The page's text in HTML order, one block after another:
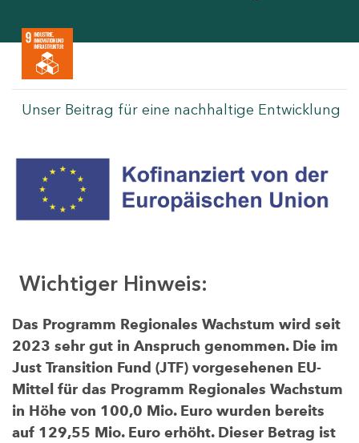
Unser Beitrag für eine nachhaltige Entwicklung
Wichtiger Hinweis:
Das Programm Regionales Wachstum wird seit
2023 sehr gut in Anspruch genommen. Die im
Just Transition Fund (JTF) vorgesehenen EU-
Mittel für das Programm Regionales Wachstum
in Höhe von 100,0 Mio. Euro wurden bereits
auf 129,55 Mio. Euro erhöht. Dieser Betrag ist